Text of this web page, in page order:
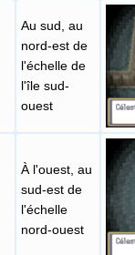
Au sud, au
nord-est de
l'échelle de
l'île sud-
ouest
À l'ouest, au
sud-est de
l'échelle
nord-ouest